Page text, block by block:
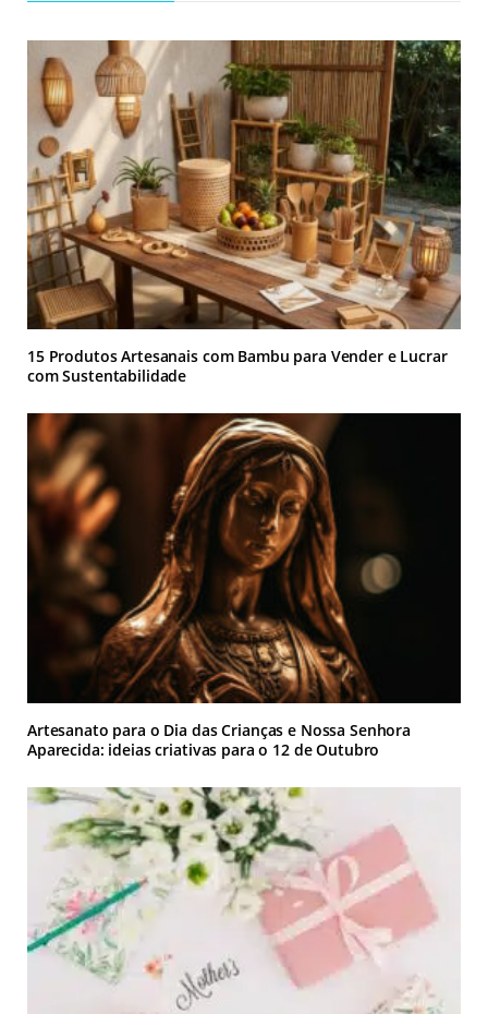
15 Produtos Artesanais com Bambu para Vender e Lucrar
com Sustentabilidade
Artesanato para o Dia das Crianças e Nossa Senhora
Aparecida: ideias criativas para o 12 de Outubro